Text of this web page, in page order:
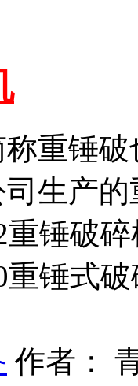
重锤
生产
锤破
重锤式
作者：